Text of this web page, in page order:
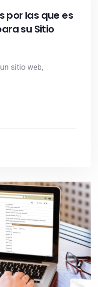
por las que es
su Sitio
sitio web,